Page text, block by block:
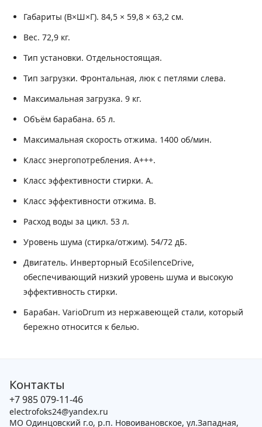
Габариты (В×Ш×Г). 84,5 × 59,8 × 63,2 см.
Вес. 72,9 кг.
Тип установки. Отдельностоящая.
Тип загрузки. Фронтальная, люк с петлями слева.
Максимальная загрузка. 9 кг.
Объём барабана. 65 л.
Максимальная скорость отжима. 1400 об/мин.
Класс энергопотребления. A+++.
Класс эффективности стирки. A.
Класс эффективности отжима. B.
Расход воды за цикл. 53 л.
Уровень шума (стирка/отжим). 54/72 дБ.
Двигатель. Инверторный EcoSilenceDrive,
обеспечивающий низкий уровень шума и высокую
эффективность стирки.
Барабан. VarioDrum из нержавеющей стали, который
бережно относится к белью.
Контакты
+7 985 079-11-46
electrofoks24@yandex.ru
МО Одинцовский г.о, р.п. Новоивановское, ул.Западная,